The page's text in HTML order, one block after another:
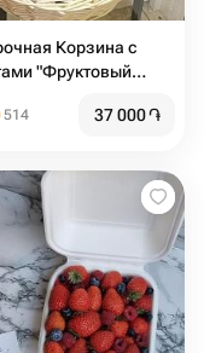
Корзина с
"Фруктовый
514 37 000֏